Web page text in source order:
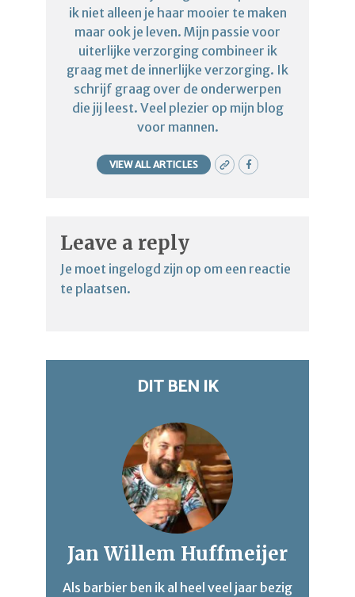
ik niet alleen je haar mooier te maken
maar ook je leven. Mijn passie voor
uiterlijke verzorging combineer ik
graag met de innerlijke verzorging. Ik
schrijf graag over de onderwerpen
die jij leest. Veel plezier op mijn blog
voor mannen.
VIEW ALL ARTICLES
Leave a reply
Je moet ingelogd zijn op om een reactie
te plaatsen.
DIT BEN IK
Jan Willem Huffmeijer
Als barbier ben ik al heel veel jaar bezig